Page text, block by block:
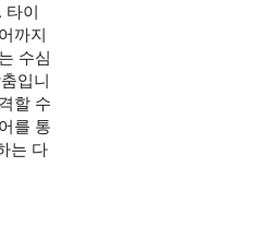
타이
까지
수심
입니
할 수
를 통
는 다